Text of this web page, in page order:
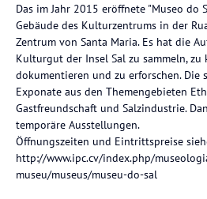
Das im Jahr 2015 eröffnete "Museo do
Gebäude des Kulturzentrums in der
Zentrum von Santa Maria. Es hat die
Kulturgut der Insel Sal zu sammeln, zu
dokumentieren und zu erforschen. Die
Exponate aus den Themengebieten
Gastfreundschaft und Salzindustrie.
temporäre Ausstellungen.
Öffnungszeiten und Eintrittspreise
http://www.ipc.cv/index.php/
museu/museus/museu-do-sal